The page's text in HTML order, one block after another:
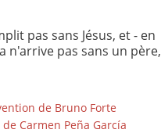
pas sans Jésus, et - en
n'arrive pas sans un père,
de Bruno Forte
Carmen Peña García